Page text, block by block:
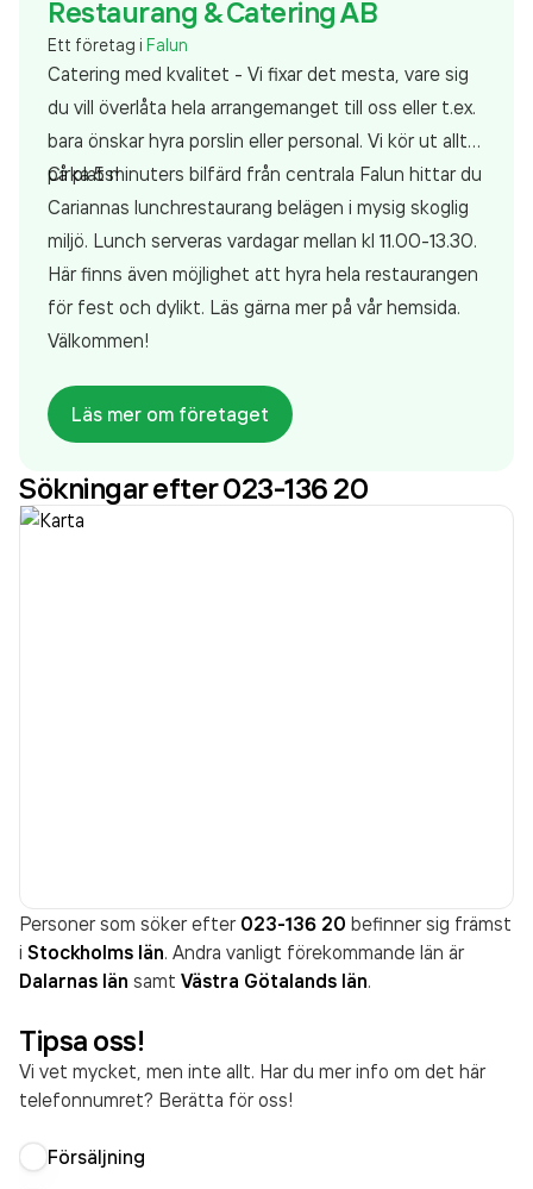
Restaurang & Catering AB
Ett företag i Falun
Catering med kvalitet - Vi fixar det mesta, vare sig
du vill överlåta hela arrangemanget till oss eller t.ex.
bara önskar hyra porslin eller personal. Vi kör ut allt
på plats!
Cirka 5 minuters bilfärd från centrala Falun hittar du
Cariannas lunchrestaurang belägen i mysig skoglig
miljö. Lunch serveras vardagar mellan kl 11.00-13.30.
Här finns även möjlighet att hyra hela restaurangen
för fest och dylikt. Läs gärna mer på vår hemsida.
Välkommen!
Läs mer om företaget
Sökningar efter 023-136 20
Personer som söker efter 023-136 20 befinner sig främst
i Stockholms län. Andra vanligt förekommande län är
Dalarnas län samt Västra Götalands län.
Tipsa oss!
Vi vet mycket, men inte allt. Har du mer info om det här
telefonnumret? Berätta för oss!
Försäljning